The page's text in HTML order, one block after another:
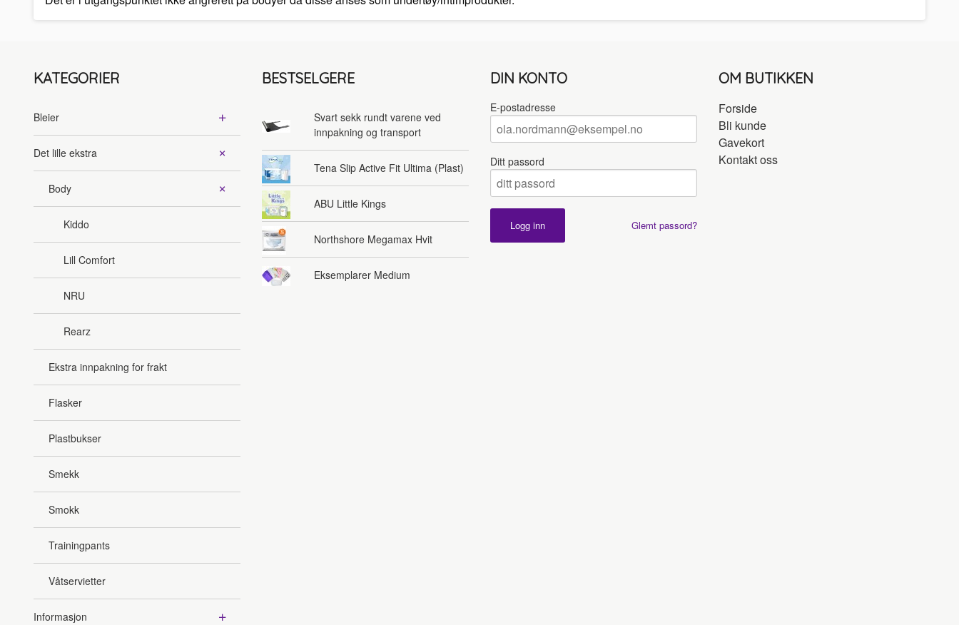
KATEGORIER
Bleier
Det lille ekstra
Body
Kiddo
Lill Comfort
NRU
Rearz
Ekstra innpakning for frakt
Flasker
Plastbukser
Smekk
Smokk
Trainingpants
Våtservietter
Informasjon
BESTSELGERE
Svart sekk rundt varene ved
innpakning og transport
Tena Slip Active Fit Ultima (Plast)
ABU Little Kings
Northshore Megamax Hvit
Eksemplarer Medium
DIN KONTO
E-postadresse
Ditt passord
Glemt passord?
OM BUTIKKEN
Forside
Bli kunde
Gavekort
Kontakt oss